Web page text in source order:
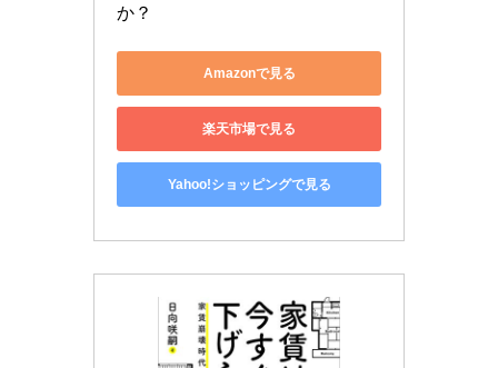
か？
Amazonで見る
楽天市場で見る
Yahoo!ショッピングで見る